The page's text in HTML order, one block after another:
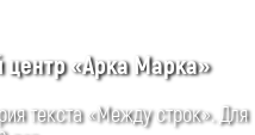
центр «Арка Марка»
текста «Между строк». Для